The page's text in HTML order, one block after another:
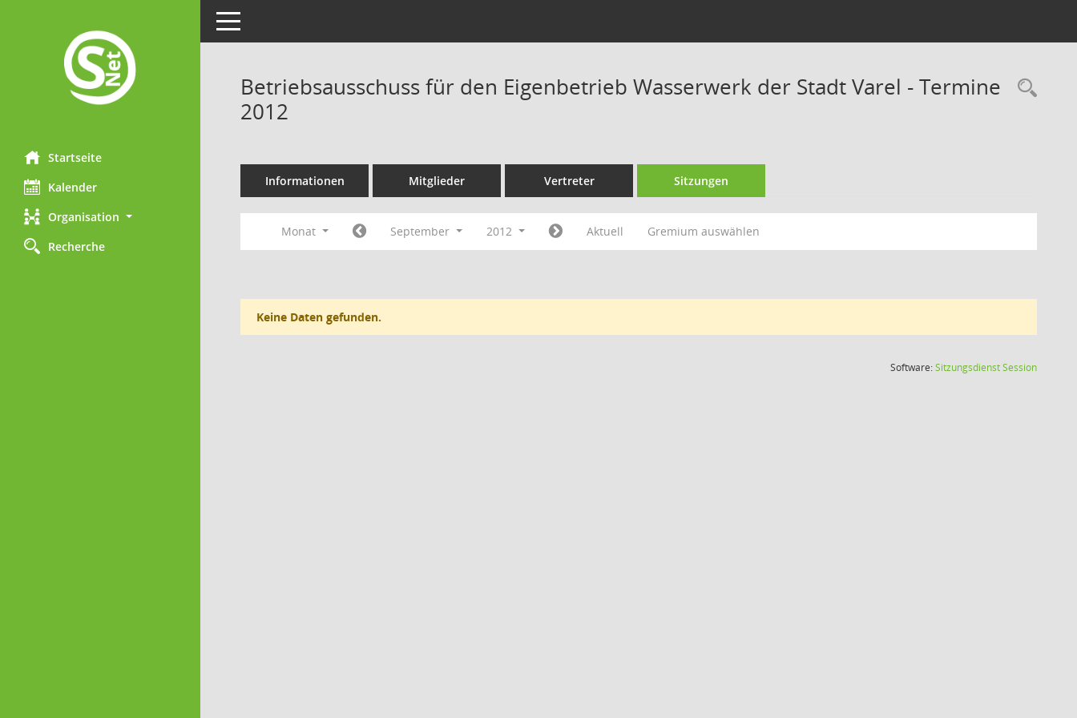
Startseite
Kalender
Organisation
Recherche
Toggle navigation
Betriebsausschuss für den Eigenbetrieb Wasserwerk der Stadt Varel - Termine
2012
Informationen Mitglieder Vertreter Sitzungen
Monat September 2012 Aktuell Gremium auswählen
Keine Daten gefunden.
Software:SitzungsdienstSession(Wird in